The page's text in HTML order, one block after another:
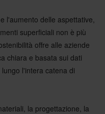
l'aumento delle aspettative,
superficiali non è più
offre alle aziende
chiara e basata sui dati
l'intera catena di
la progettazione, la